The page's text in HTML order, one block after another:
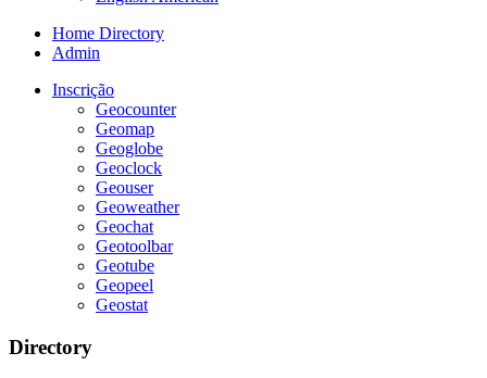
Home Directory
Admin
Inscrição
Geocounter
Geomap
Geoglobe
Geoclock
Geouser
Geoweather
Geochat
Geotoolbar
Geotube
Geopeel
Geostat
Directory